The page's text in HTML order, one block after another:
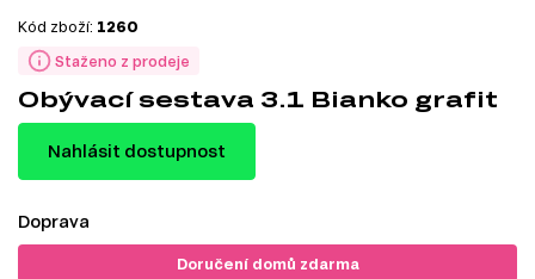
Staženo z prodeje
Kód zboží: 1260
Obývací sestava 3.1 Bianko grafit
Nahlásit dostupnost
Doprava
Doručení domů zdarma